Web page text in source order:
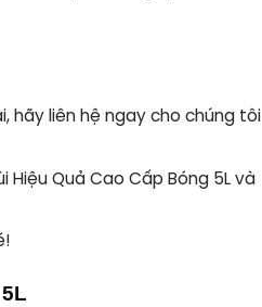
hãy liên hệ ngay cho chúng tôi
Hiệu Quả Cao Cấp Bóng 5L và